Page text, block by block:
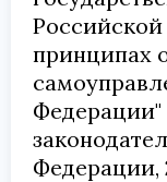
принципах
Федерации"
Федерации,